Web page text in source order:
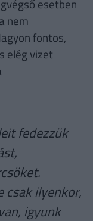
esetben
nem
fontos,
elég vizet
fedezzük
csak ilyenkor,
igyunk